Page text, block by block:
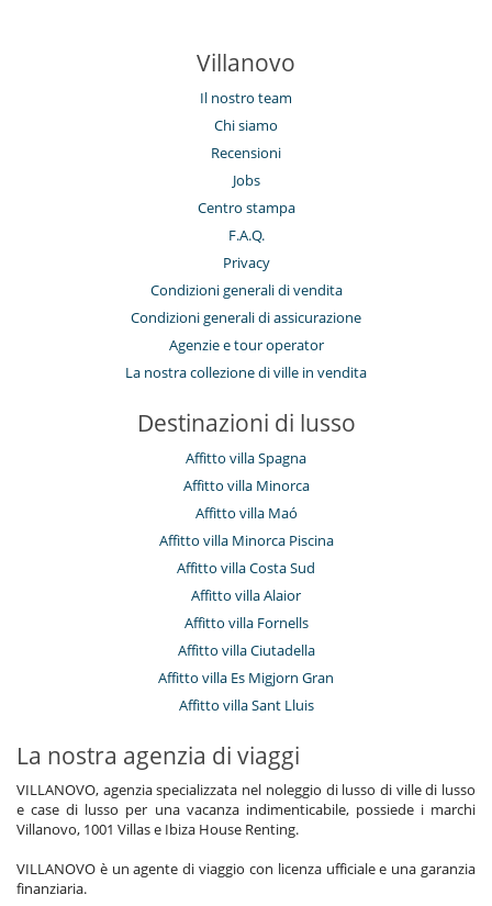
Villanovo
Il nostro team
Chi siamo
Recensioni
Jobs
Centro stampa
F.A.Q.
Privacy
Condizioni generali di vendita
Condizioni generali di assicurazione
Agenzie e tour operator
La nostra collezione di ville in vendita
Destinazioni di lusso
Affitto villa Spagna
Affitto villa Minorca
Affitto villa Maó
Affitto villa Minorca Piscina
Affitto villa Costa Sud
Affitto villa Alaior
Affitto villa Fornells
Affitto villa Ciutadella
Affitto villa Es Migjorn Gran
Affitto villa Sant Lluis
La nostra agenzia di viaggi
VILLANOVO, agenzia specializzata nel noleggio di lusso di ville di lusso
e case di lusso per una vacanza indimenticabile, possiede i marchi
Villanovo, 1001 Villas e Ibiza House Renting.
VILLANOVO è un agente di viaggio con licenza ufficiale e una garanzia
finanziaria.